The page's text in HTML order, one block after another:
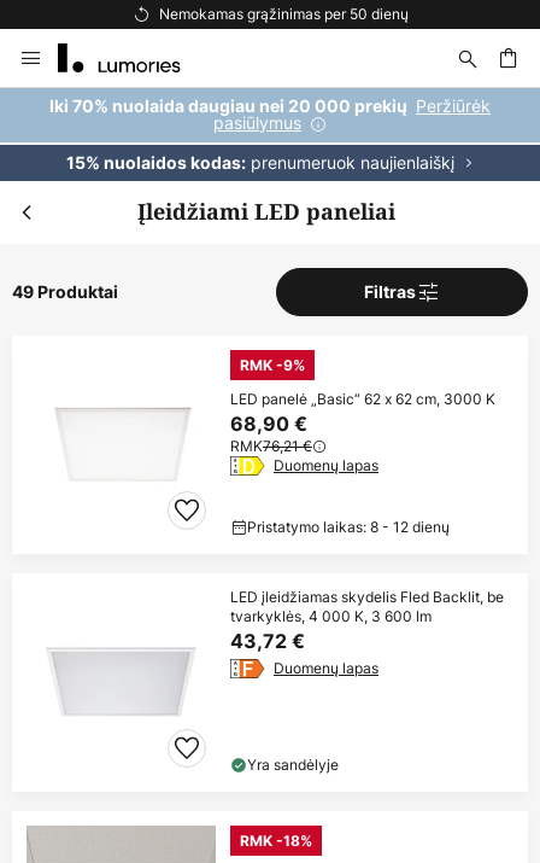
Nemokamas grąžinimas per 50 dienų
to
Content
Iki 70% nuolaida daugiau nei 20 000 prekių Peržiūrėk
pasiūlymus
15% nuolaidos kodas:prenumeruok naujienlaiškį
Įleidžiami LED paneliai
49 Produktai Filtras
RMK -9%
LED panelė „Basic“ 62 x 62 cm, 3000 K
68,90 €
RMK76,21 €
Duomenų lapas
Pristatymo laikas: 8 - 12 dienų
LED įleidžiamas skydelis Fled Backlit, be
tvarkyklės, 4 000 K, 3 600 lm
43,72 €
Duomenų lapas
Yra sandėlyje
RMK -18%